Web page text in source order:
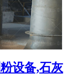
设备,石灰